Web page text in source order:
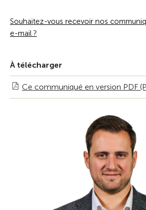
Souhaitez-vous recevoir nos
e-mail ?
À télécharger
Ce communiqué en version PDF